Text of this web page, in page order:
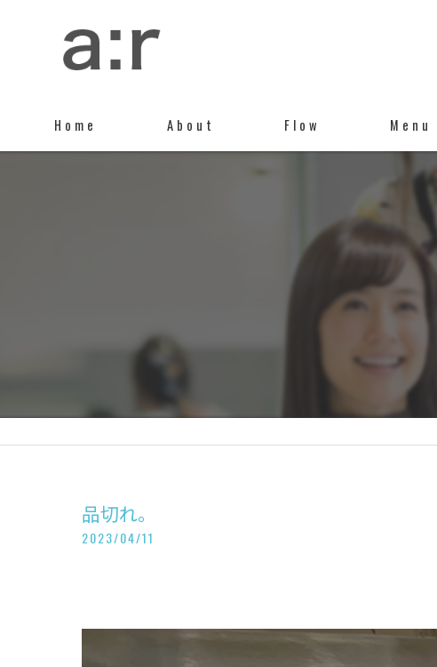
Home About Flow Menu
品切れ。
2023/04/11